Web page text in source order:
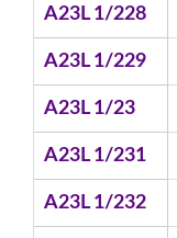
A23L 1/228
A23L 1/229
A23L 1/23
A23L 1/231
A23L 1/232